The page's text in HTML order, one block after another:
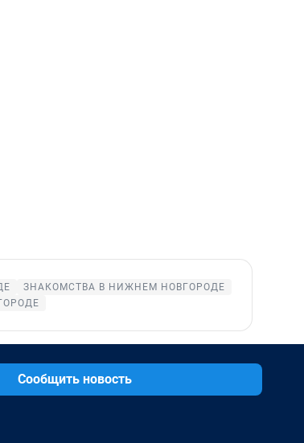
ЗНАКОМСТВА В НИЖНЕМ НОВГОРОДЕ
Сообщить новость